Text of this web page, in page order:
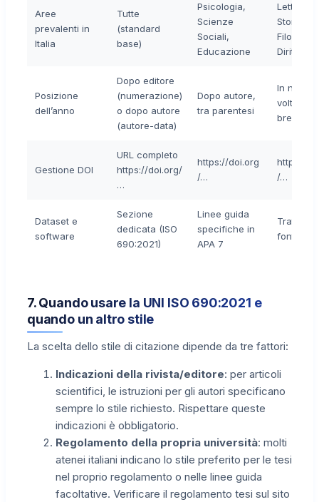
Aree
prevalenti in
Italia
Tutte
(standard
base)
Psicologia,
Scienze
Sociali,
Educazione
Lettere,
Storia,
Filosofia,
Diritto
Posizione
dell’anno
Dopo editore
(numerazione)
o dopo autore
(autore-data)
Dopo autore,
tra parentesi
In nota
volta
breve)
Gestione DOI
URL completo
https://doi.org/
…
https://doi.org
/…
https://
/…
Dataset e
software
Sezione
dedicata (ISO
690:2021)
Linee guida
specifiche in
APA 7
Trattati
fonti
7. Quando usare la UNI ISO 690:2021 e
quando un altro stile
La scelta dello stile di citazione dipende da tre fattori:
Indicazioni della rivista/editore: per articoli
scientifici, le istruzioni per gli autori specificano
sempre lo stile richiesto. Rispettare queste
indicazioni è obbligatorio.
Regolamento della propria università: molti
atenei italiani indicano lo stile preferito per le tesi
nel proprio regolamento o nelle linee guida
facoltative. Verificare il regolamento tesi sul sito